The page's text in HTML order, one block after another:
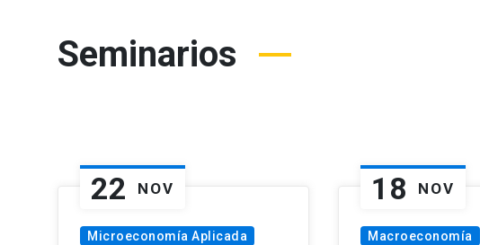
Seminarios
22 NOV
Microeconomía Aplicada
18 NOV
Macroeconomía